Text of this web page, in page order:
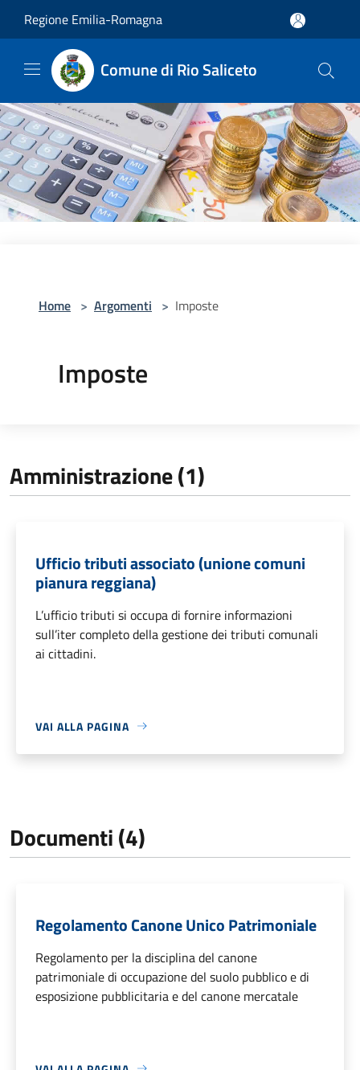
Regione Emilia-Romagna
Comune di Rio Saliceto
Home > Argomenti > Imposte
Imposte
Amministrazione (1)
Ufficio tributi associato (unione comuni
pianura reggiana)
L’ufficio tributi si occupa di fornire informazioni
sull’iter completo della gestione dei tributi comunali
ai cittadini.
VAI ALLA PAGINA
Documenti (4)
Regolamento Canone Unico Patrimoniale
Regolamento per la disciplina del canone
patrimoniale di occupazione del suolo pubblico e di
esposizione pubblicitaria e del canone mercatale